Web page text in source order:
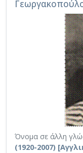
Όνομα σε άλλη
(1920-2007)